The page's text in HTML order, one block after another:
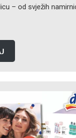
– od svježih